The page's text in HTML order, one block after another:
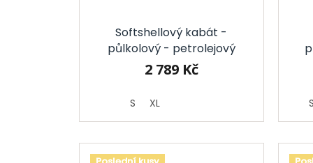
Softshellový kabát -
půlkolový - petrolejový
2 789 Kč
S XL S